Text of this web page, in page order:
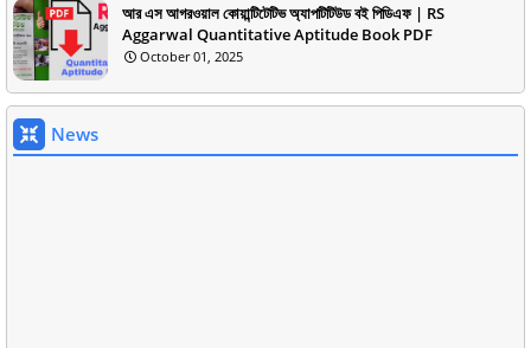
আর এস আগরওয়াল কোয়ান্টিটেটিভ অ্যাপটিটিউড বই পিডিএফ | RS
Aggarwal Quantitative Aptitude Book PDF
October 01, 2025
News